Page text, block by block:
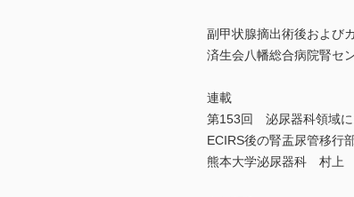
副甲状腺摘出術後および
済生会八幡総合病院腎
連載
第153回 泌尿器科領域に
ECIRS後の腎盂尿管移行
熊本大学泌尿器科 村上